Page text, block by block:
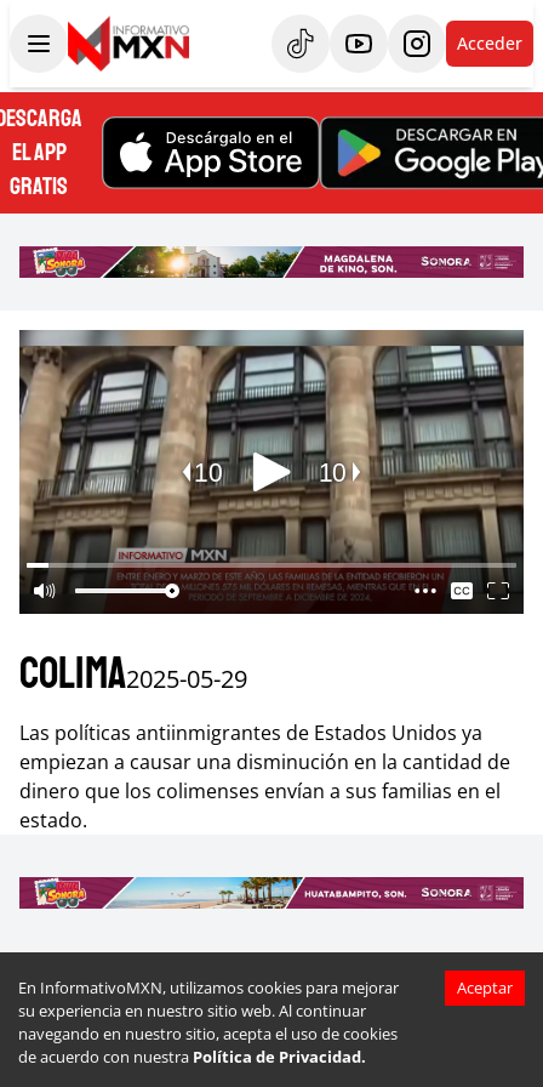
En InformativoMXN, utilizamos cookies para mejorar
su experiencia en nuestro sitio web. Al continuar
navegando en nuestro sitio, acepta el uso de cookies
de acuerdo con nuestra Política de Privacidad.
Aceptar
Acceder
EL APP
GRATIS
Colima2025-05-29
Las políticas antiinmigrantes de Estados Unidos ya
empiezan a causar una disminución en la cantidad de
dinero que los colimenses envían a sus familias en el
estado.
Más videos deColima